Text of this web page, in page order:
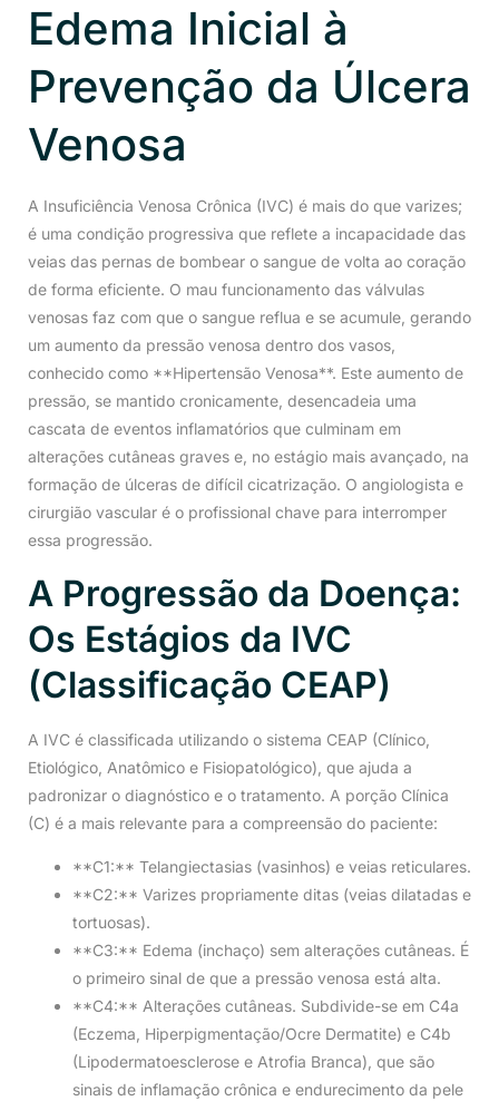
Edema Inicial à
Prevenção da Úlcera
Venosa
A Insuficiência Venosa Crônica (IVC) é mais do que varizes;
é uma condição progressiva que reflete a incapacidade das
veias das pernas de bombear o sangue de volta ao coração
de forma eficiente. O mau funcionamento das válvulas
venosas faz com que o sangue reflua e se acumule, gerando
um aumento da pressão venosa dentro dos vasos,
conhecido como **Hipertensão Venosa**. Este aumento de
pressão, se mantido cronicamente, desencadeia uma
cascata de eventos inflamatórios que culminam em
alterações cutâneas graves e, no estágio mais avançado, na
formação de úlceras de difícil cicatrização. O angiologista e
cirurgião vascular é o profissional chave para interromper
essa progressão.
A Progressão da Doença:
Os Estágios da IVC
(Classificação CEAP)
A IVC é classificada utilizando o sistema CEAP (Clínico,
Etiológico, Anatômico e Fisiopatológico), que ajuda a
padronizar o diagnóstico e o tratamento. A porção Clínica
(C) é a mais relevante para a compreensão do paciente:
**C1:** Telangiectasias (vasinhos) e veias reticulares.
**C2:** Varizes propriamente ditas (veias dilatadas e
tortuosas).
**C3:** Edema (inchaço) sem alterações cutâneas. É
o primeiro sinal de que a pressão venosa está alta.
**C4:** Alterações cutâneas. Subdivide-se em C4a
(Eczema, Hiperpigmentação/Ocre Dermatite) e C4b
(Lipodermatoesclerose e Atrofia Branca), que são
sinais de inflamação crônica e endurecimento da pele